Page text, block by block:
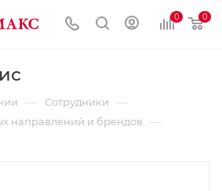
0 0
— Сотрудники —
направлений и брендов —